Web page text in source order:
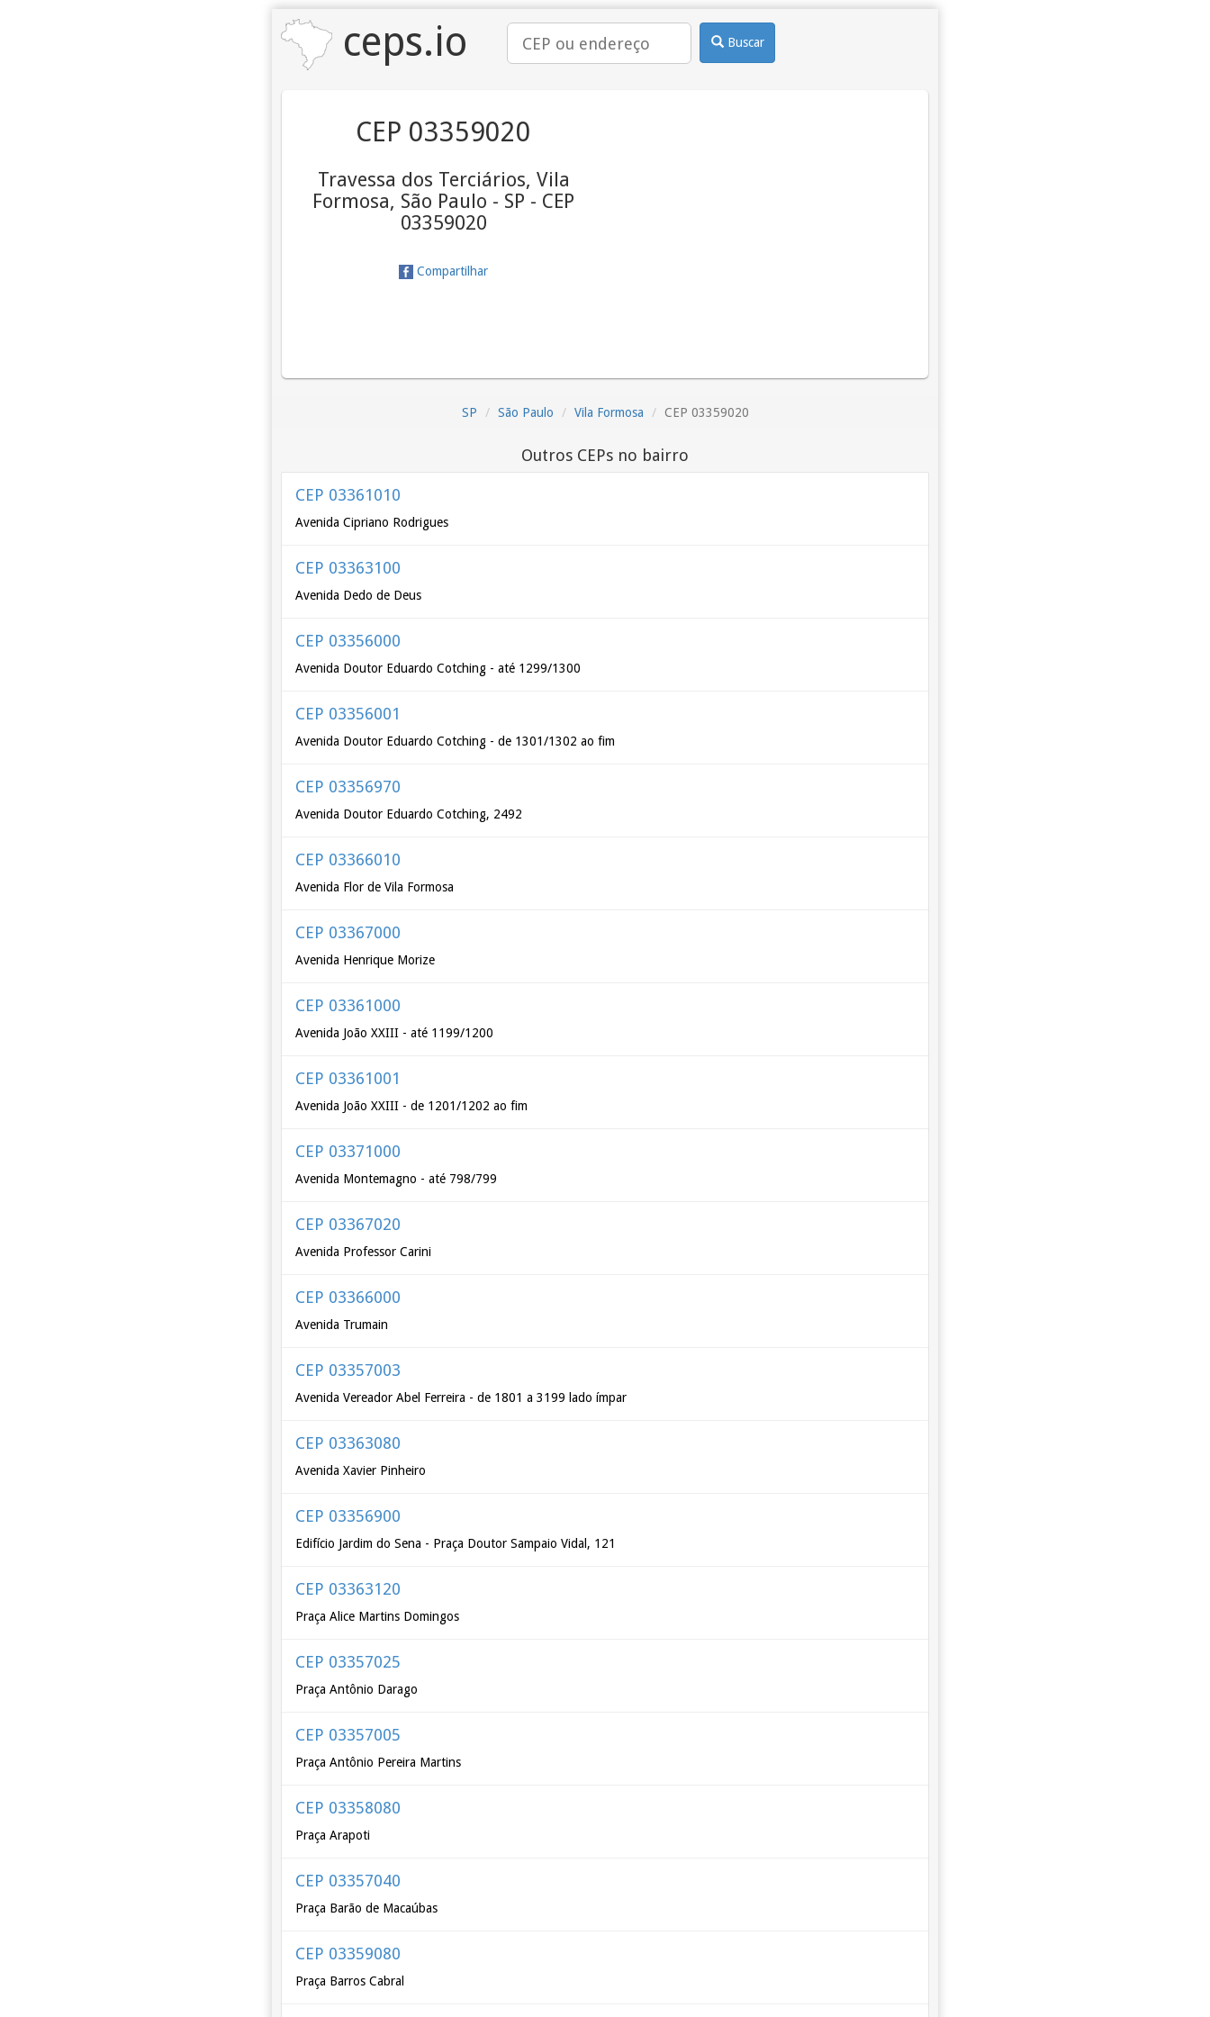
ceps.io Buscar
CEP 03359020
Travessa dos Terciários, Vila
Formosa, São Paulo - SP - CEP
03359020
Compartilhar
SP São Paulo Vila Formosa CEP 03359020
Outros CEPs no bairro
CEP 03361010
Avenida Cipriano Rodrigues
CEP 03363100
Avenida Dedo de Deus
CEP 03356000
Avenida Doutor Eduardo Cotching - até 1299/1300
CEP 03356001
Avenida Doutor Eduardo Cotching - de 1301/1302 ao fim
CEP 03356970
Avenida Doutor Eduardo Cotching, 2492
CEP 03366010
Avenida Flor de Vila Formosa
CEP 03367000
Avenida Henrique Morize
CEP 03361000
Avenida João XXIII - até 1199/1200
CEP 03361001
Avenida João XXIII - de 1201/1202 ao fim
CEP 03371000
Avenida Montemagno - até 798/799
CEP 03367020
Avenida Professor Carini
CEP 03366000
Avenida Trumain
CEP 03357003
Avenida Vereador Abel Ferreira - de 1801 a 3199 lado ímpar
CEP 03363080
Avenida Xavier Pinheiro
CEP 03356900
Edifício Jardim do Sena - Praça Doutor Sampaio Vidal, 121
CEP 03363120
Praça Alice Martins Domingos
CEP 03357025
Praça Antônio Darago
CEP 03357005
Praça Antônio Pereira Martins
CEP 03358080
Praça Arapoti
CEP 03357040
Praça Barão de Macaúbas
CEP 03359080
Praça Barros Cabral